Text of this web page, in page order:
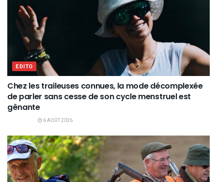
EDITO
Chez les traileuses connues, la mode décomplexée
de parler sans cesse de son cycle menstruel est
gênante
6 AOÛT 2026